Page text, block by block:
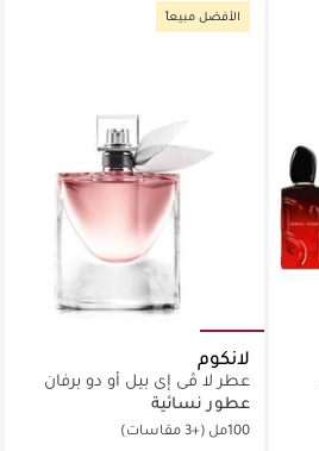
الأفضل مبيعاً
لانكوم
عطر لا ڤي إي بيل أو دو برفان
عطور نسائية
100مل (+3 مقاسات)